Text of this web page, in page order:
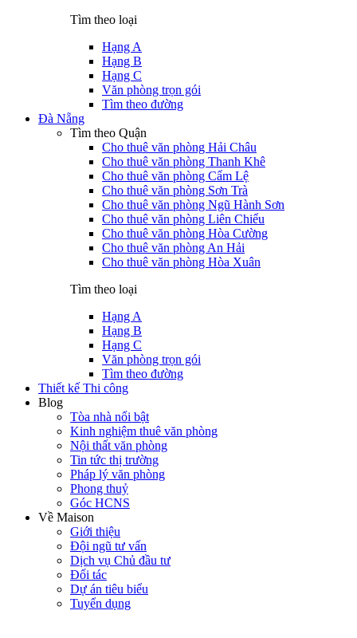
Tìm theo loại
Hạng A
Hạng B
Hạng C
Văn phòng trọn gói
Tìm theo đường
Đà Nẵng
Tìm theo Quận
Cho thuê văn phòng Hải Châu
Cho thuê văn phòng Thanh Khê
Cho thuê văn phòng Cẩm Lệ
Cho thuê văn phòng Sơn Trà
Cho thuê văn phòng Ngũ Hành Sơn
Cho thuê văn phòng Liên Chiểu
Cho thuê văn phòng Hòa Cường
Cho thuê văn phòng An Hải
Cho thuê văn phòng Hòa Xuân
Tìm theo loại
Hạng A
Hạng B
Hạng C
Văn phòng trọn gói
Tìm theo đường
Thiết kế Thi công
Blog
Tòa nhà nổi bật
Kinh nghiệm thuê văn phòng
Nội thất văn phòng
Tin tức thị trường
Pháp lý văn phòng
Phong thuỷ
Góc HCNS
Về Maison
Giới thiệu
Đội ngũ tư vấn
Dịch vụ Chủ đầu tư
Đối tác
Dự án tiêu biểu
Tuyển dụng